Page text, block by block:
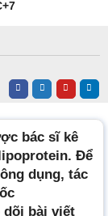
bác sĩ kê
Để
dụng, tác
dõi bài viết